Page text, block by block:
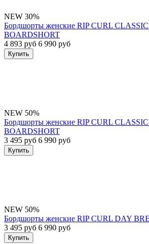
NEW 30%
Бордшорты женские RIP CURL
BOARDSHORT
4 893 руб 6 990 руб
Купить
NEW 50%
Бордшорты женские RIP CURL
BOARDSHORT
3 495 руб 6 990 руб
Купить
NEW 50%
Бордшорты женские RIP CURL DAY
3 495 руб 6 990 руб
Купить